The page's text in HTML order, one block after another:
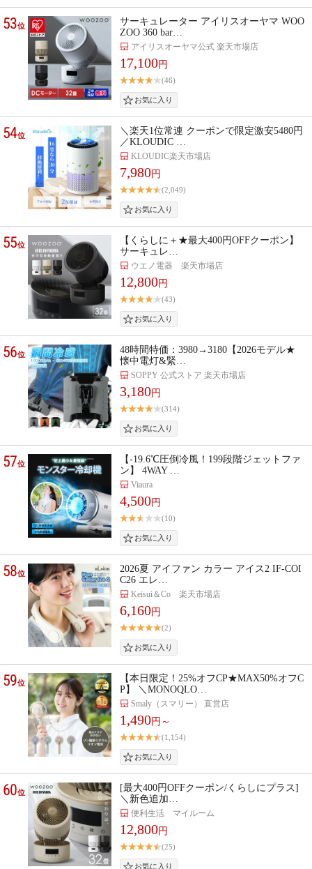
53位
サーキュレーター アイリスオーヤマ WOO
ZOO 360 bar…
アイリスオーヤマ公式 楽天市場店
17,100円
(46)
54位
＼楽天1位常連 クーポンで限定激安5480円
／KLOUDIC …
KLOUDIC楽天市場店
7,980円
(2,049)
55位
【くらしに＋★最大400円OFFクーポン】
サーキュレ…
ウエノ電器 楽天市場店
12,800円
(43)
56位
48時間特価：3980→3180【2026モデル★
懐中電灯&緊…
SOPPY 公式ストア 楽天市場店
3,180円
(314)
57位
【-19.6℃圧倒冷風！199段階ジェットファ
ン】 4WAY …
Viaura
4,500円
(10)
58位
2026夏 アイファン カラー アイス2 IF-COI
C26 エレ…
Keisui＆Co 楽天市場店
6,160円
(2)
59位
【本日限定！25%オフCP★MAX50%オフC
P】 ＼MONOQLO…
Smaly（スマリー） 直営店
1,490円～
(1,154)
60位
[最大400円OFFクーポン/くらしにプラス]
＼新色追加…
便利生活 マイルーム
12,800円
(25)